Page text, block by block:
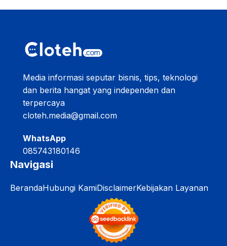
Media informasi seputar bisnis, tips, teknologi
dan berita hangat yang independen dan
terpercaya
cloteh.media@gmail.com
WhatsApp
085743180146
Navigasi
BerandaHubungi KamiDisclaimerKebijakan Layanan